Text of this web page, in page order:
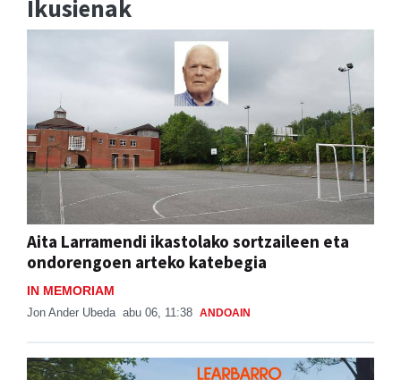
Ikusienak
Aita Larramendi ikastolako sortzaileen eta
ondorengoen arteko katebegia
IN MEMORIAM
Jon Ander Ubeda abu 06, 11:38 ANDOAIN